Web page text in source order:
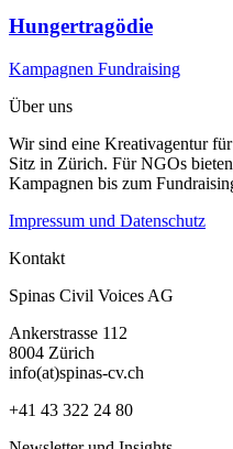
Hungertragödie
Kampagnen Fundraising
Über uns
Wir sind eine Kreativagentur
Sitz in Zürich. Für NGOs
Kampagnen bis zum
Impressum und Datenschutz
Kontakt
Spinas Civil Voices AG
Ankerstrasse 112
8004 Zürich
info(at)spinas-cv.ch
+41 43 322 24 80